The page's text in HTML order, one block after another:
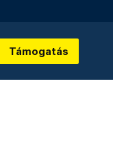
Támogatás